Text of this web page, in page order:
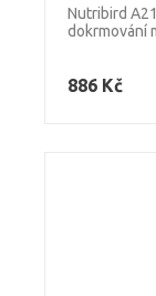
Nutribird
dokrmování
886 Kč